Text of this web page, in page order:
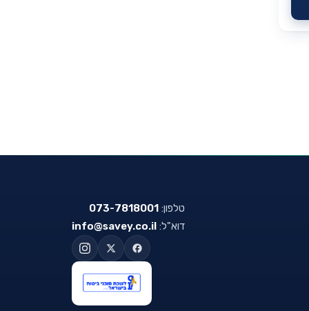
טלפון: 073-7818001
דוא"ל: info@savey.co.il